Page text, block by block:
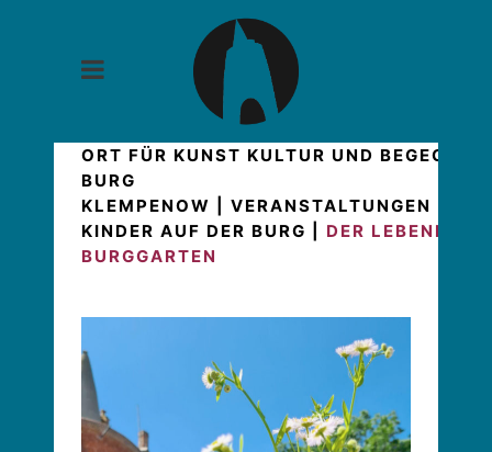
ORT FÜR KUNST KULTUR UND
BURG
KLEMPENOW
VERANSTALTUNGEN
KINDER AUF DER BURG
DER LEBENDIGE
BURGGARTEN